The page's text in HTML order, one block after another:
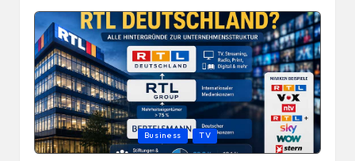
Posted
in
Business TV